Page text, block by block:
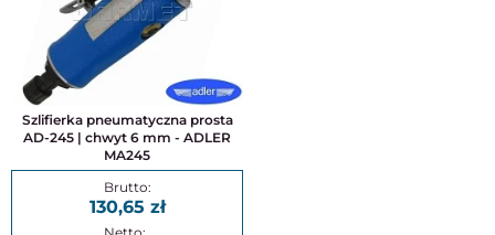
Szlifierka pneumatyczna prosta
AD-245 | chwyt 6 mm - ADLER
MA245
130,65